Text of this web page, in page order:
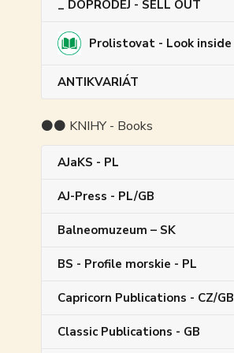
_ DOPRODEJ - SELL OUT
Prolistovat - Look inside
ANTIKVARIÁT
⚫⚫ KNIHY - Books
AJaKS - PL
AJ-Press - PL/GB
Balneomuzeum – SK
BS - Profile morskie - PL
Capricorn Publications - CZ/GB
Classic Publications - GB